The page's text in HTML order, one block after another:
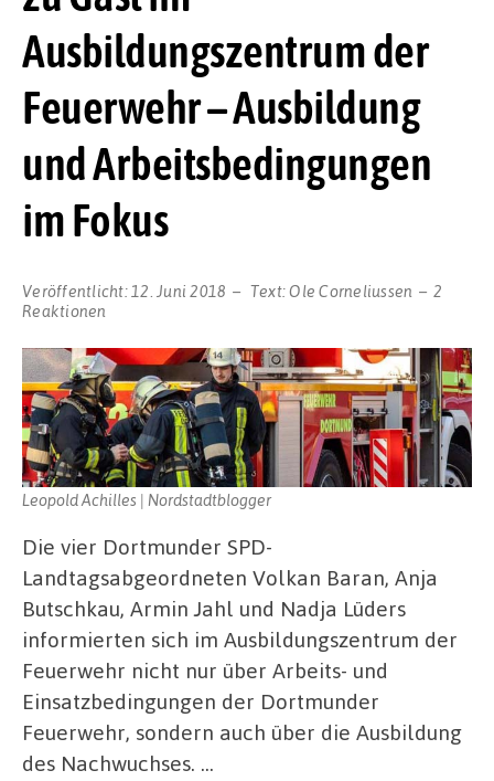
Ausbildungszentrum der
Feuerwehr – Ausbildung
und Arbeitsbedingungen
im Fokus
Veröffentlicht: 12. Juni 2018 Text:Ole Corneliussen
2
Reaktionen
Leopold Achilles | Nordstadtblogger
Die vier Dortmunder SPD-
Landtagsabgeordneten Volkan Baran, Anja
Butschkau, Armin Jahl und Nadja Lüders
informierten sich im Ausbildungszentrum der
Feuerwehr nicht nur über Arbeits- und
Einsatzbedingungen der Dortmunder
Feuerwehr, sondern auch über die Ausbildung
des Nachwuchses. …